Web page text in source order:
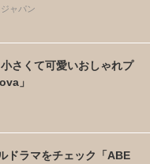
ャパン
さくて可愛いおしゃれプ
」
ドラマをチェック「ABE